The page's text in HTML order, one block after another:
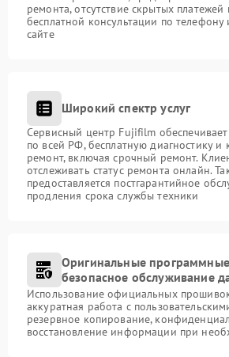
ремонта, отсутствие скрытых
бесплатной консультации по
сайте
Широкий спектр услуг
Сервисный центр Fujifilm обеспечивает
по всей РФ, бесплатную диагностику и
ремонт, включая срочный ремонт.
отслеживать статус ремонта онлайн.
предоставляется постгарантийное
продления срока службы техники
Оригинальные
безопасное обслуживание
Использование официальных
аккуратная работа с
резервное копирование,
восстановление информации при